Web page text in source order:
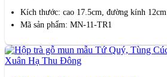
Kích thước: cao 17.5cm, đường kính 12cm
Mã sản phẩm: MN-11-TR1